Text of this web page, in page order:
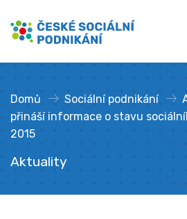
obsahu
České sociální podnikání
Domů » Sociální podnikání »
přináší informace o stavu
2015
Aktuality